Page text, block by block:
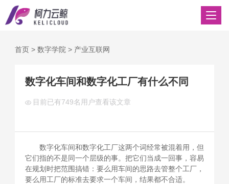
首页> 数字学院 > 产业互联网
数字化车间和数字化工厂有什么不同
目前已有749名用户查看该文章
数字化车间和数字化工厂这两个词经常被混着用，但
它们指的不是同一个层级的事。把它们当成一回事，容易
在规划时把范围搞错：要么用车间的思路去管整个工厂，
要么用工厂的标准去要求一个车间，结果都不合适。